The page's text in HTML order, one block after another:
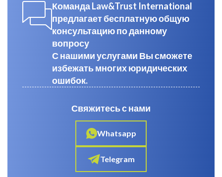
Команда Law&Trust International
предлагает бесплатную общую
консультацию по данному
вопросу
С нашими услугами Вы сможете
избежать многих юридических
ошибок.
Свяжитесь с нами
Whatsapp
Telegram